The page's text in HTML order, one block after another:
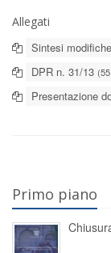
Allegati
Sintesi
DPR n. 31/13
Presentazione
Primo piano